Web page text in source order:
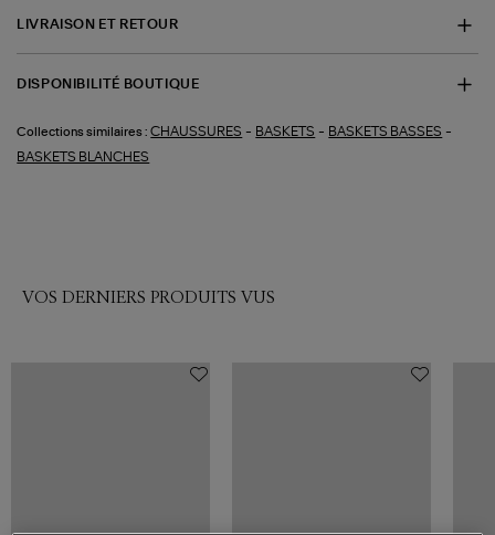
LIVRAISON ET RETOUR
DISPONIBILITÉ BOUTIQUE
Collections similaires : CHAUSSURES - BASKETS - BASKETS BASSES -
BASKETS BLANCHES
VOS DERNIERS PRODUITS VUS